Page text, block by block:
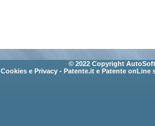
© 2022 Copyright
Cookies e Privacy - Patente.it e Patente onLine